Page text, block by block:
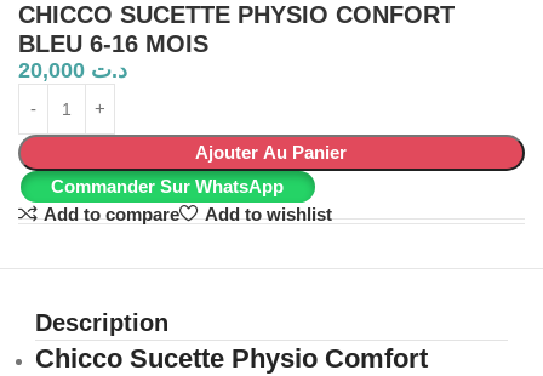
CHICCO SUCETTE PHYSIO CONFORT
BLEU 6-16 MOIS
د.ت
Ajouter Au Panier
Commander Sur WhatsApp
Add to compare
Add to wishlist
Description
Chicco Sucette Physio Comfort